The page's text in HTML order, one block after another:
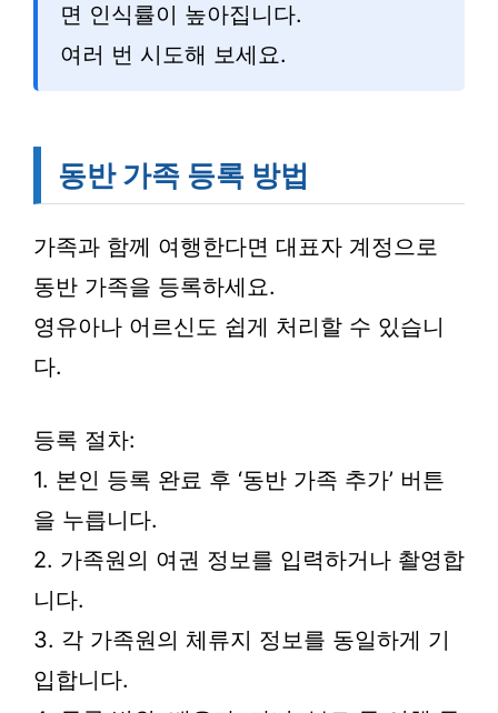
면 인식률이 높아집니다.
여러 번 시도해 보세요.
동반 가족 등록 방법
가족과 함께 여행한다면 대표자 계정으로
동반 가족을 등록하세요.
영유아나 어르신도 쉽게 처리할 수 있습니
다.
등록 절차:
1. 본인 등록 완료 후 ‘동반 가족 추가’ 버튼
을 누릅니다.
2. 가족원의 여권 정보를 입력하거나 촬영합
니다.
3. 각 가족원의 체류지 정보를 동일하게 기
입합니다.